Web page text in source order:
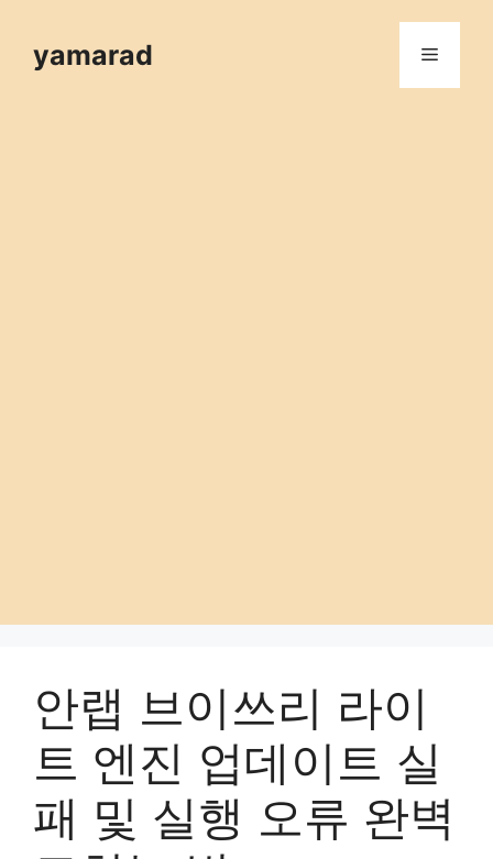
yamarad 메
안랩 브이쓰리 라이
트 엔진 업데이트 실
패 및 실행 오류 완벽